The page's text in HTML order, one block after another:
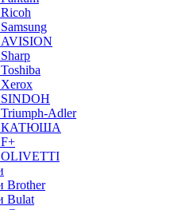
Adler
КАТЮША
OLIVETTI
Brother
Bulat